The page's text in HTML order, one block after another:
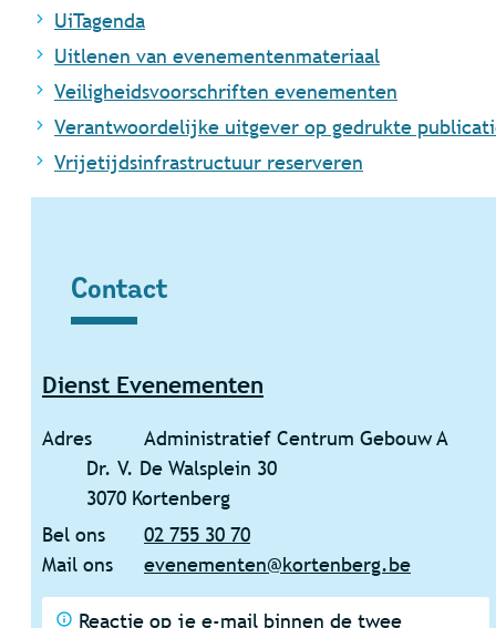
UiTagenda
Uitlenen van evenementenmateriaal
Veiligheidsvoorschriften evenementen
Verantwoordelijke uitgever op gedrukte
Vrijetijdsinfrastructuur reserveren
Contact
Dienst Evenementen
Adres
Administratief Centrum Gebouw A
Dr. V. De Walsplein 30
,
3070 Kortenberg
Bel ons
02 755 30 70
Mail ons
evenementen@kortenberg.be
Reactie op je e-mail binnen de twee